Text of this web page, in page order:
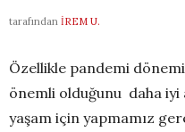
tarafından İREM U.
Özellikle pandemi
önemli olduğunu daha iyi
yaşam için yapmamız